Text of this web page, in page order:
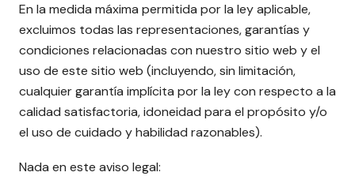
En la medida máxima permitida por la ley aplicable,
excluimos todas las representaciones, garantías y
condiciones relacionadas con nuestro sitio web y el
uso de este sitio web (incluyendo, sin limitación,
cualquier garantía implícita por la ley con respecto a la
calidad satisfactoria, idoneidad para el propósito y/o
el uso de cuidado y habilidad razonables).
Nada en este aviso legal: